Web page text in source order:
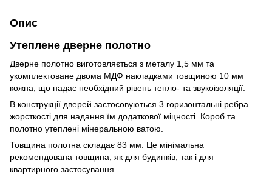
Опис
Утеплене дверне полотно
Дверне полотно виготовляється з металу 1,5 мм та
укомплектоване двома МДФ накладками товщиною 10 мм
кожна, що надає необхідний рівень тепло- та звукоізоляції.
В конструкції дверей застосовуються 3 горизонтальні ребра
жорсткості для надання їм додаткової міцності. Короб та
полотно утеплені мінеральною ватою.
Товщина полотна складає 83 мм. Це мінімальна
рекомендована товщина, як для будинків, так і для
квартирного застосування.